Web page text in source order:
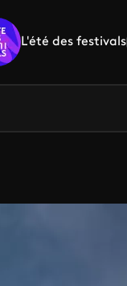
L'été des festivals